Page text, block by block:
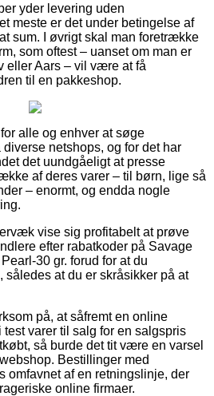
yder levering uden
meste er det under betingelse af
sum. I øvrigt skal man foretrække
som oftest – uanset om man er
eller Aars – vil være at få
til en pakkeshop.
alle og enhver at søge
netshops, og for det har
det uundgåeligt at presse
af deres varer – til børn, lige så
– enormt, og endda nogle
vise sig profitabelt at prøve
efter rabatkoder på Savage
30 gr. forud for at du
således at du er skråsikker på at
på, at såfremt en online
varer til salg for en salgspris
så burde det tit være en varsel
Bestillinger med
omfavnet af en retningslinje, der
online firmaer.